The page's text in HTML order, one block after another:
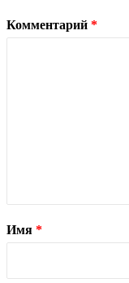
Комментарий *
Имя *